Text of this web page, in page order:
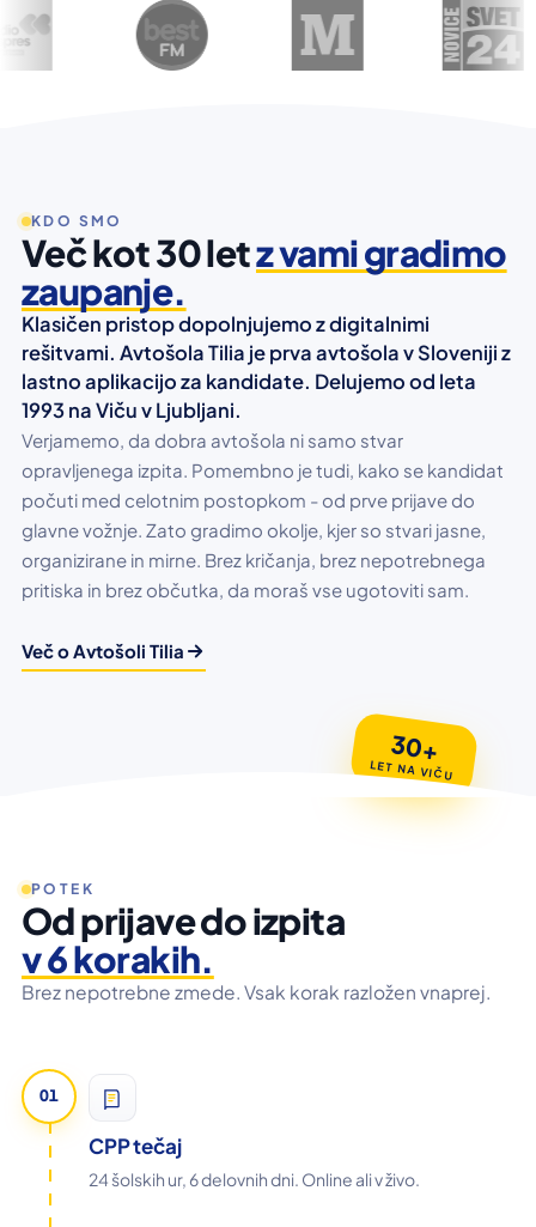
KDO SMO
Več kot 30 letz vami gradimo
zaupanje.
Klasičen pristop dopolnjujemo z digitalnimi
rešitvami. Avtošola Tilia je prva avtošola v Sloveniji z
lastno aplikacijo za kandidate. Delujemo od leta
1993 na Viču v Ljubljani.
Verjamemo, da dobra avtošola ni samo stvar
opravljenega izpita. Pomembno je tudi, kako se kandidat
počuti med celotnim postopkom - od prve prijave do
glavne vožnje. Zato gradimo okolje, kjer so stvari jasne,
organizirane in mirne. Brez kričanja, brez nepotrebnega
pritiska in brez občutka, da moraš vse ugotoviti sam.
Več o Avtošoli Tilia
30+
LET NA VIČU
POTEK
Od prijave do izpita
v 6 korakih.
Brez nepotrebne zmede. Vsak korak razložen vnaprej.
01
CPP tečaj
24 šolskih ur, 6 delovnih dni. Online ali v živo.